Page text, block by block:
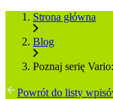
Strona główna
Blog
Poznaj serię
Powrót do listy